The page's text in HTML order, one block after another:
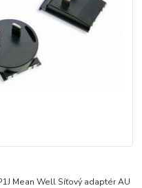
Mean Well Síťový adaptér AU